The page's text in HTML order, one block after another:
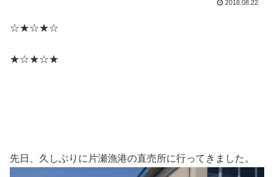
2018.08.22
☆★☆★☆
★☆★☆★
先日、久しぶりに片瀬漁港の直売所に行ってきました。